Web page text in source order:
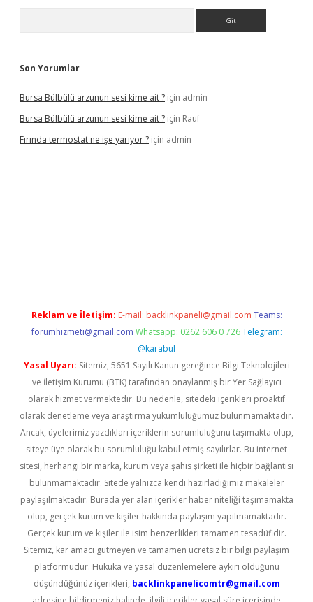
Son Yorumlar
Bursa Bülbülü arzunun sesi kime ait ? için admin
Bursa Bülbülü arzunun sesi kime ait ? için Rauf
Fırında termostat ne işe yarıyor ? için admin
Reklam ve İletişim: E-mail: backlinkpaneli@gmail.com Teams:
forumhizmeti@gmail.com Whatsapp: 0262 606 0 726 Telegram:
@karabul
Yasal Uyarı: Sitemiz, 5651 Sayılı Kanun gereğince Bilgi Teknolojileri
ve İletişim Kurumu (BTK) tarafından onaylanmış bir Yer Sağlayıcı
olarak hizmet vermektedir. Bu nedenle, sitedeki içerikleri proaktif
olarak denetleme veya araştırma yükümlülüğümüz bulunmamaktadır.
Ancak, üyelerimiz yazdıkları içeriklerin sorumluluğunu taşımakta olup,
siteye üye olarak bu sorumluluğu kabul etmiş sayılırlar. Bu internet
sitesi, herhangi bir marka, kurum veya şahıs şirketi ile hiçbir bağlantısı
bulunmamaktadır. Sitede yalnızca kendi hazırladığımız makaleler
paylaşılmaktadır. Burada yer alan içerikler haber niteliği taşımamakta
olup, gerçek kurum ve kişiler hakkında paylaşım yapılmamaktadır.
Gerçek kurum ve kişiler ile isim benzerlikleri tamamen tesadüfidir.
Sitemiz, kar amacı gütmeyen ve tamamen ücretsiz bir bilgi paylaşım
platformudur. Hukuka ve yasal düzenlemelere aykırı olduğunu
düşündüğünüz içerikleri, backlinkpanelicomtr@gmail.com